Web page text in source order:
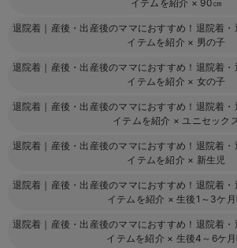
イテムを紹介 × 90㎝
退院着｜産後・出産後のママにおすすめ！退院着
イテムを紹介 × 男の子
退院着｜産後・出産後のママにおすすめ！退院着
イテムを紹介 × 女の子
退院着｜産後・出産後のママにおすすめ！退院着
イテムを紹介 ×ユニセック
退院着｜産後・出産後のママにおすすめ！退院着
イテムを紹介 × 新生児
退院着｜産後・出産後のママにおすすめ！退院着
イテムを紹介 ×生後1～3ケ
退院着｜産後・出産後のママにおすすめ！退院着
イテムを紹介 × 生後4～6ケ